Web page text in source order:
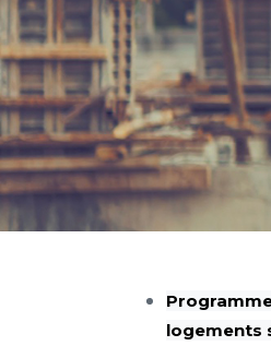
logements